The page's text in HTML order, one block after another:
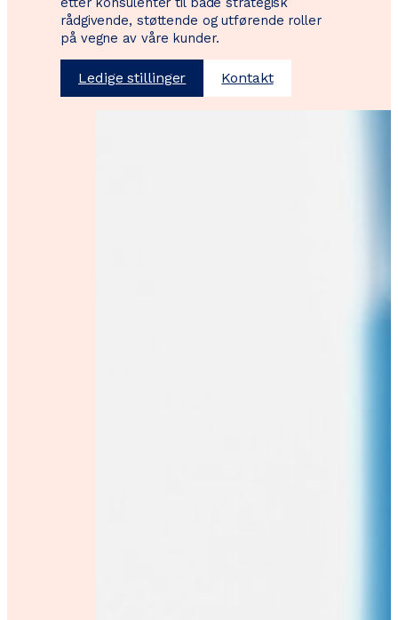
rådgivende, støttende og utførende roller
på vegne av våre kunder.
Ledige stillinger Kontakt